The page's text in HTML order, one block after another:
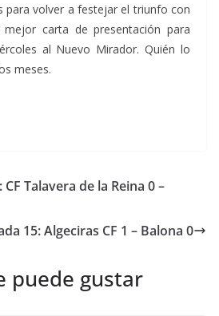
para volver a festejar el triunfo con
carta de presentación para
al Nuevo Mirador. Quién lo
meses.
Talavera de la Reina 0 –
15: Algeciras CF 1 – Balona 0
puede gustar